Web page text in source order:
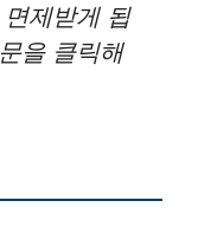
제받게 됩
을 클릭해